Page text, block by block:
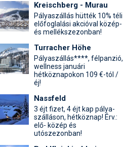
Kreischberg - Murau
Pályaszállás hütték 10% téli
előfoglalási akcióval közép-
és mellékszezonban!
Turracher Höhe
Pályaszállás****, félpanzió,
wellness januári
hétköznapokon 109 €-tól /
éj!
Nassfeld
3 éjt fizet, 4 éjt kap pálya-
szálláson, hétköznap! Érv.:
elő- közép és
utószezonban!